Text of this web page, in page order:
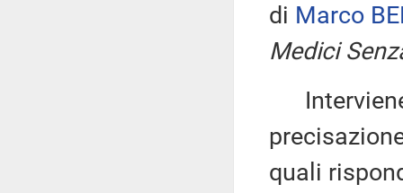
di Marco
Medici
Interviene
quali